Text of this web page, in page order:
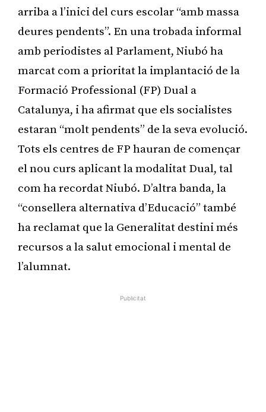
arriba a l’inici del curs escolar “amb massa
deures pendents”. En una trobada informal
amb periodistes al Parlament, Niubó ha
marcat com a prioritat la implantació de la
Formació Professional (FP) Dual a
Catalunya, i ha afirmat que els socialistes
estaran “molt pendents” de la seva evolució.
Tots els centres de FP hauran de començar
el nou curs aplicant la modalitat Dual, tal
com ha recordat Niubó. D’altra banda, la
“consellera alternativa d’Educació” també
ha reclamat que la Generalitat destini més
recursos a la salut emocional i mental de
l’alumnat.
Publicitat